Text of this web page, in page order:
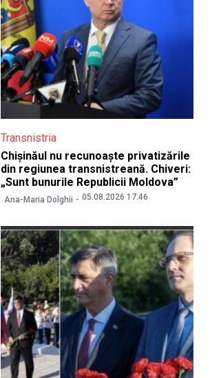
Transnistria
Chișinăul nu recunoaște privatizările
din regiunea transnistreană. Chiveri:
„Sunt bunurile Republicii Moldova”
Ana-Maria Dolghii 05.08.2026 17:46